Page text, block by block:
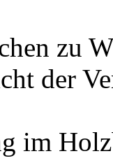
zu
der
im